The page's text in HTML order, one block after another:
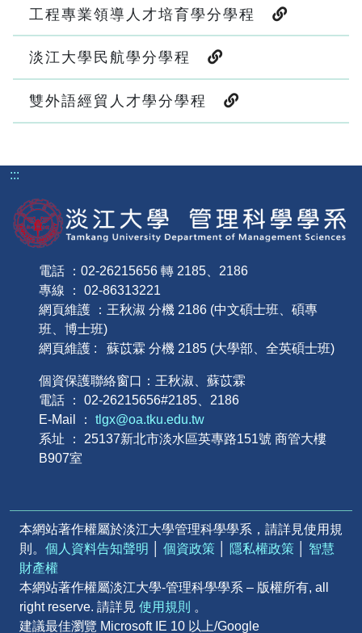
工程專業領導人才培育學分學程
淡江大學民航學分學程
雙外語經貿人才學分學程
:::
電話 ：02-26215656 轉 2185、2186
專線 ： 02-86313221
網頁維護 ：王秋淑 分機 2186 (中文碩士班、碩專
班、博士班)
網頁維護 : 蘇苡霖 分機 2185 (大學部、全英碩士班)
個資保護聯絡窗口：王秋淑、蘇苡霖
電話 ： 02-26215656#2185、2186
E-Mail ： tlgx@oa.tku.edu.tw
系址 ： 25137新北市淡水區英專路151號 商管大樓
B907室
本網站著作權屬於淡江大學管理科學學系，請詳見使用規
則。 個人資料告知聲明 個資政策 隱私權政策
智慧
財產權
本網站著作權屬淡江大學-管理科學學系 – 版權所有, all
right reserve. 請詳見 使用規則 。
建議最佳瀏覽 Microsoft IE 10 以上/Google